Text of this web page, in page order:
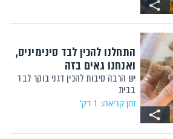
התחלנו להכין לבד סינימיניס,
ואנחנו גאים בזה
יש הרבה סיבות להכין דגני בוקר לבד
בבית
זמן קריאה: 1 דק'